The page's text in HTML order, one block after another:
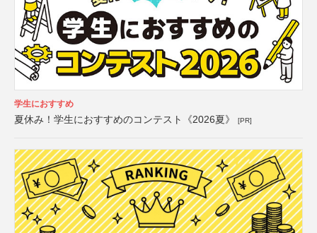
学生におすすめ
夏休み！学生におすすめのコンテスト《2026夏》 [PR]